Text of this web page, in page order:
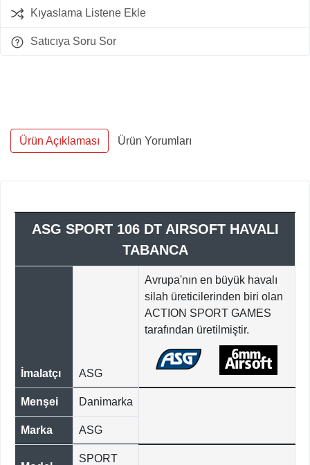
Kıyaslama Listene Ekle
Satıcıya Soru Sor
Ürün Açıklaması Ürün Yorumları
ASG SPORT 106 DT AIRSOFT HAVALI
TABANCA
İmalatçı ASG
Avrupa'nın en büyük havalı
silah üreticilerinden biri olan
ACTION SPORT GAMES
tarafından üretilmiştir.
Menşei Danimarka
Marka ASG
SPORT